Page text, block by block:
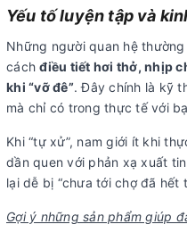
Yếu tố luyện tập và
Những người quan hệ
cáchđiều tiết hơi thở, nhịp
khi “vỡ đê”. Đây chính là kỹ
mà chỉ có trong thực tế với
Khi “tự xử”, nam giới ít khi
dần quen với phản xạ xuất
lại dễ bị “chưa tới chợ đã hết
Gợi ý những sản phẩm giúp